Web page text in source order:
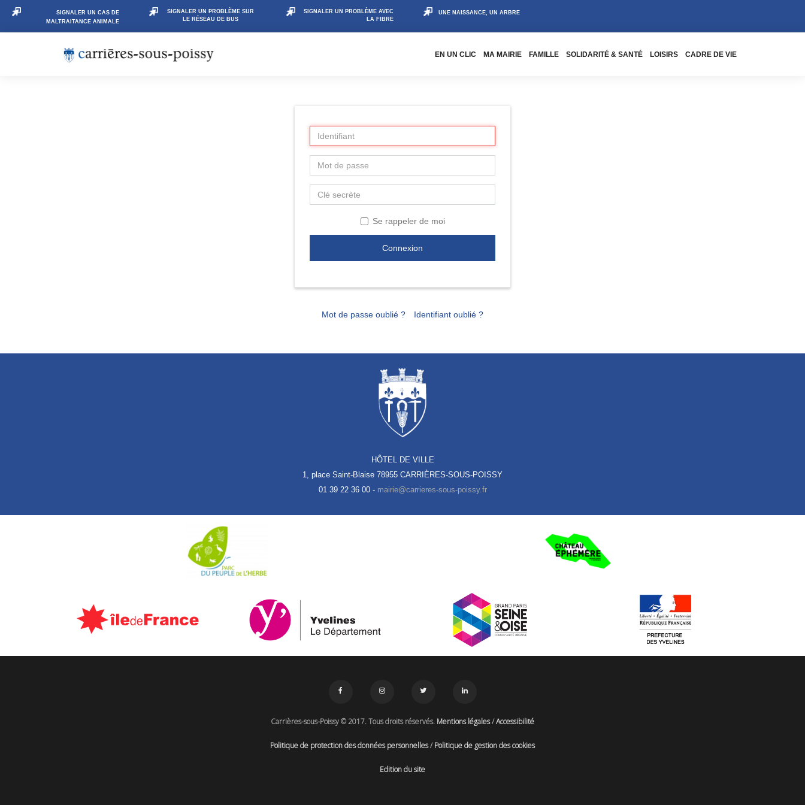
SIGNALER UN CAS DE
MALTRAITANCE ANIMALE
SIGNALER UN PROBLÈME SUR
LE RÉSEAU DE BUS
SIGNALER UN PROBLÈME AVEC
LA FIBRE
UNE NAISSANCE, UN ARBRE
EN UN CLIC MA MAIRIE FAMILLE SOLIDARITÉ & SANTÉ LOISIRS CADRE DE VIE
Se rappeler de moi
Connexion
Mot de passe oublié ? Identifiant oublié ?
HÔTEL DE VILLE
1, place Saint-Blaise 78955 CARRIÈRES-SOUS-POISSY
01 39 22 36 00 -
Carrières-sous-Poissy © 2017. Tous droits réservés. Mentions légales/Accessibilité
Politique de protection des données personnelles/Politique de gestion des cookies
Edition du site